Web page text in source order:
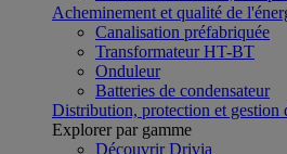
Acheminement et qualité de
Canalisation préfabriquée
Transformateur HT-BT
Onduleur
Batteries de condensateur
Distribution, protection et gestion
Explorer par gamme
Découvrir Drivia